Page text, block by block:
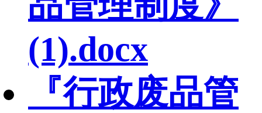
(1).docx
『行政废品管